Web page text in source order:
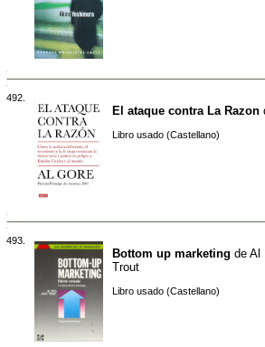
492.
El ataque contra La Razon
Libro usado (Castellano)
493.
Bottom up marketing de Al
Trout
Libro usado (Castellano)